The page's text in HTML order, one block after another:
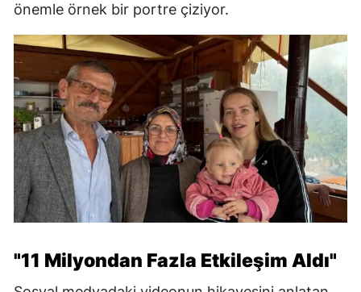
önemle örnek bir portre çiziyor.
"11 Milyondan Fazla Etkileşim Aldı"